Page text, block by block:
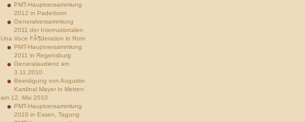
PMT-Hauptversammlung
2012 in Paderborn
Generalversammlung
2011 der Internationalen
Una Voce FÃ¶deration in Rom
PMT-Hauptversammlung
2011 in Regensburg
Generalaudienz am
3.11.2010
Beerdigung von Augustin
Kardinal Mayer in Metten
am 12. Mai 2010
PMT-Hauptversammlung
2010 in Essen, Tagung